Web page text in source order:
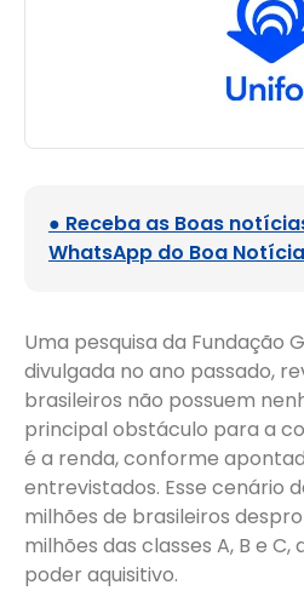
● Receba as Boas
WhatsApp do Boa
Uma pesquisa da Fundação
divulgada no ano passado,
brasileiros não possuem
principal obstáculo para a
é a renda, conforme
entrevistados. Esse cenário
milhões de brasileiros
milhões das classes A, B e
poder aquisitivo.